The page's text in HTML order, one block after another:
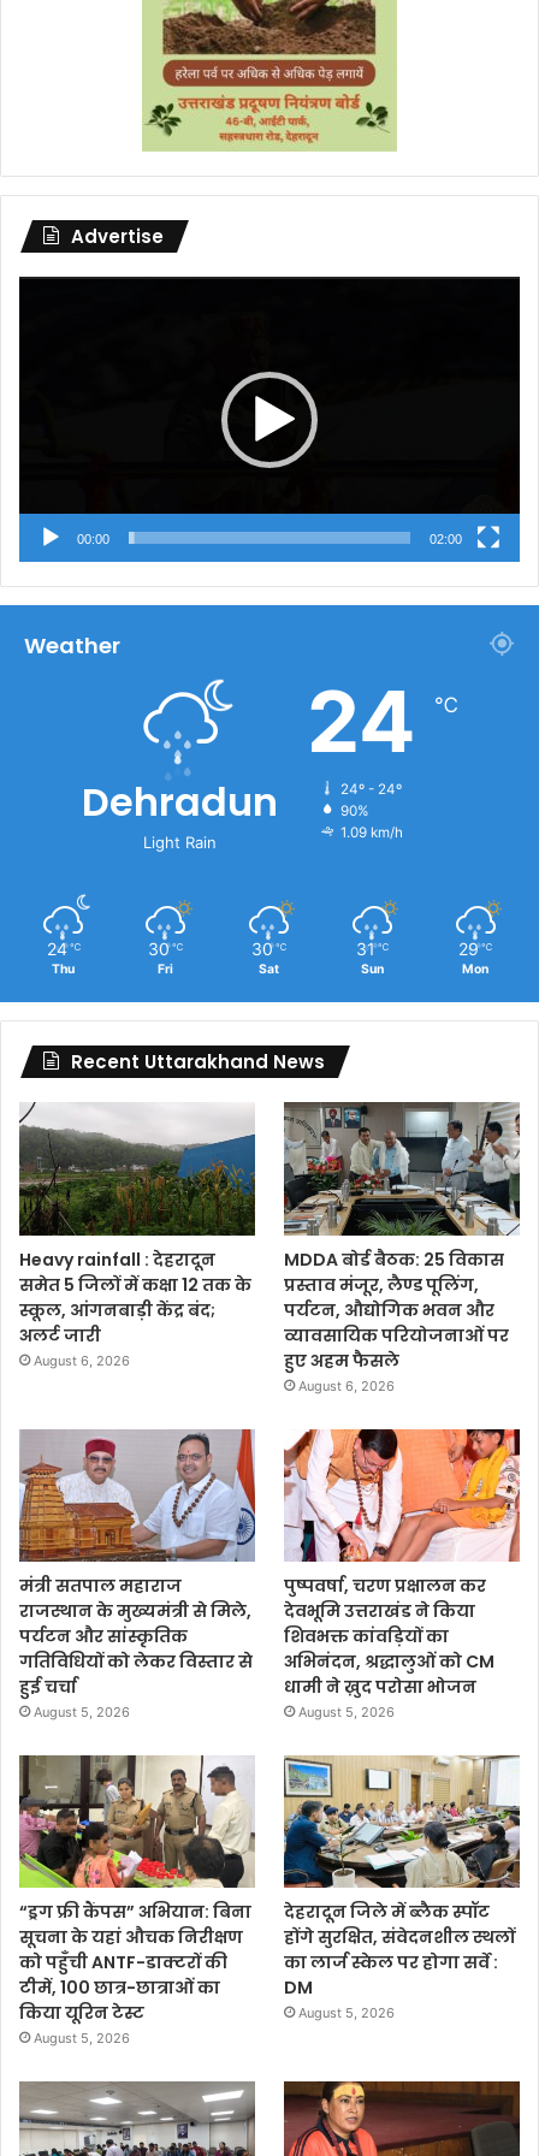
Advertise
00:00 02:00
Weather
Dehradun
Light Rain
24 ℃
24º - 24º
90%
1.09 km/h
24 ℃
Thu
30 ℃
Fri
30 ℃
Sat
31 ℃
Sun
29 ℃
Mon
Recent Uttarakhand News
Heavy rainfall : देहरादून
समेत 5 जिलों में कक्षा 12 तक के
स्कूल, आंगनबाड़ी केंद्र बंद;
अलर्ट जारी
August 6, 2026
MDDA बोर्ड बैठक: 25 विकास
प्रस्ताव मंजूर, लैण्ड पूलिंग,
पर्यटन, औद्योगिक भवन और
व्यावसायिक परियोजनाओं पर
हुए अहम फैसले
August 6, 2026
मंत्री सतपाल महाराज
राजस्थान के मुख्यमंत्री से मिले,
पर्यटन और सांस्कृतिक
गतिविधियों को लेकर विस्तार से
हुई चर्चा
August 5, 2026
पुष्पवर्षा, चरण प्रक्षालन कर
देवभूमि उत्तराखंड ने किया
शिवभक्त कांवड़ियों का
अभिनंदन, श्रद्धालुओं को CM
धामी ने ख़ुद परोसा भोजन
August 5, 2026
“ड्रग फ्री कैंपस” अभियान: बिना
सूचना के यहां औचक निरीक्षण
को पहुँची ANTF-डाक्टरों की
टीमें, 100 छात्र-छात्राओं का
किया यूरिन टेस्ट
August 5, 2026
देहरादून जिले में ब्लैक स्पॉट
होंगे सुरक्षित, संवेदनशील स्थलों
का लार्ज स्केल पर होगा सर्वे :
DM
August 5, 2026